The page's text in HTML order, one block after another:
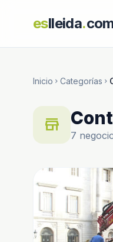
eslleida.
Inicio chevron_right Categorías chevron_right
store 7